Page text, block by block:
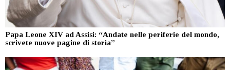
Papa Leone XIV ad Assisi: “Andate nelle periferie del mondo,
scrivete nuove pagine di storia”